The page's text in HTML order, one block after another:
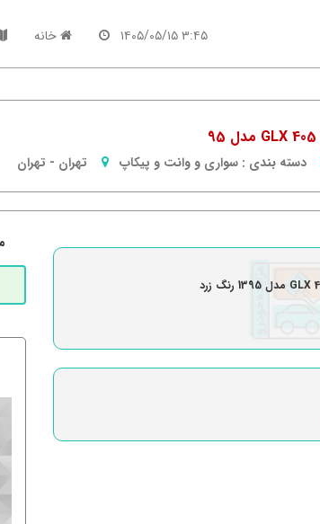
۳:۴۵ ۱۴۰۵/۰۵/۱۵ خانه
دسته بندی : سواری و وانت و پیکاپ تهران - تهران
رنگ زرد